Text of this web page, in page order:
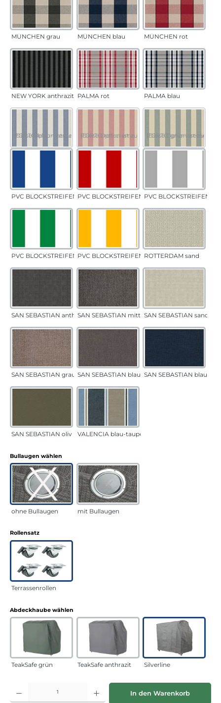
MÜNCHEN grau MÜNCHEN blau MÜNCHEN rot
NEW YORK anthrazit PALMA rot PALMA blau
PORTO blau-creme
(Diese Option ist zurzeit nicht verfügbar.)
PORTO rot-creme
(Diese Option ist zurzeit nicht verfügbar.)
PORTO grün-creme
(Diese Option ist zurzeit
PVC BLOCKSTREIFEN blauPVC BLOCKSTREIFEN rotPVC BLOCKSTREIFEN
PVC BLOCKSTREIFEN grünPVC BLOCKSTREIFEN gelbROTTERDAM sand
SAN SEBASTIAN anthrazitSAN SEBASTIAN mittelgrauSAN SEBASTIAN sand
SAN SEBASTIAN grau-sandSAN SEBASTIAN blau-sandSAN SEBASTIAN blau
SAN SEBASTIAN oliv VALENCIA blau-taupe
Bullaugen wählen
ohne Bullaugen mit Bullaugen
Rollensatzauswählen
Terrassenrollen
Abdeckhaube wählen
TeakSafe grün TeakSafe anthrazit Silverline
Produkt Anzahl: Gib den gewünschten Wert ein oder benutze die
In den Warenkorb